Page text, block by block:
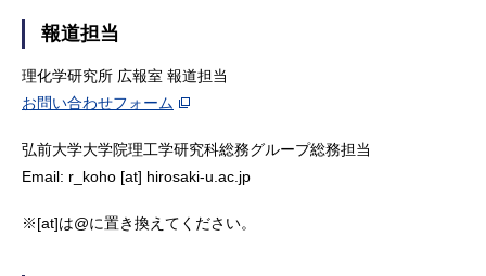
報道担当
理化学研究所 広報室 報道担当
お問い合わせフォーム
弘前大学大学院理工学研究科総務グループ総務担当
Email: r_koho [at] hirosaki-u.ac.jp
※[at]は@に置き換えてください。